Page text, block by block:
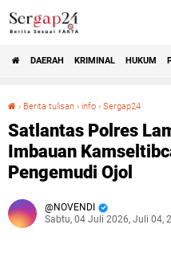
DAERAH KRIMINAL HUKUM
› Berita tulisan › info › Sergap24
Satlantas Polres
Imbauan
Pengemudi Ojol
NOVENDI
Sabtu, 04 Juli 2026, Juli 04,